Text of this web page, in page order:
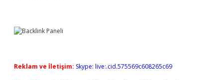
Reklam ve İletişim: Skype: live:.cid.575569c608265c69